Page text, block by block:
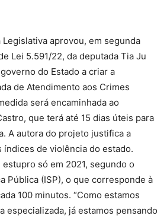
Legislativa aprovou, em segunda
Lei 5.591/22, da deputada Tia Ju
do Estado a criar a
de Atendimento aos Crimes
será encaminhada ao
que terá até 15 dias úteis para
A autora do projeto justifica a
índices de violência do estado.
estupro só em 2021, segundo o
Pública (ISP), o que corresponde à
100 minutos. “Como estamos
especializada, já estamos pensando